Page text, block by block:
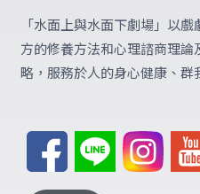
「水面上與水面下劇場」 以戲
方的修養方法和心理諮商理
略，服務於人的身心健康、群